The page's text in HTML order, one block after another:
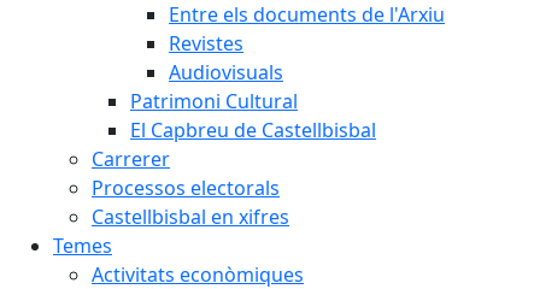
Entre els documents de l'Arxiu
Revistes
Audiovisuals
Patrimoni Cultural
El Capbreu de Castellbisbal
Carrerer
Processos electorals
Castellbisbal en xifres
Temes
Activitats econòmiques